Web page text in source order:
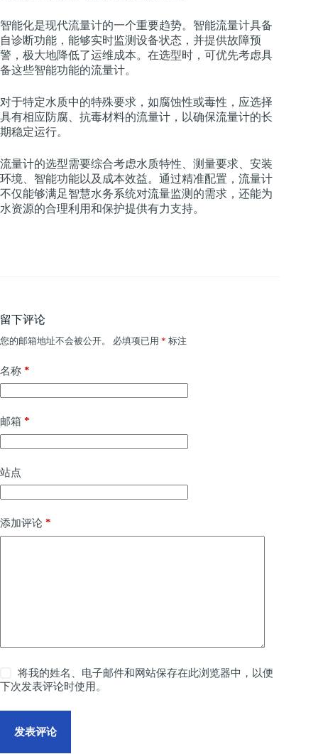
智能化是现代流量计的一个重要趋势。智能流量计具备
自诊断功能，能够实时监测设备状态，并提供故障预
警，极大地降低了运维成本。在选型时，可优先考虑具
备这些智能功能的流量计。
对于特定水质中的特殊要求，如腐蚀性或毒性，应选择
具有相应防腐、抗毒材料的流量计，以确保流量计的长
期稳定运行。
流量计的选型需要综合考虑水质特性、测量要求、安装
环境、智能功能以及成本效益。通过精准配置，流量计
不仅能够满足智慧水务系统对流量监测的需求，还能为
水资源的合理利用和保护提供有力支持。
留下评论
您的邮箱地址不会被公开。 必填项已用 * 标注
名称 *
邮箱 *
站点
添加评论 *
将我的姓名、电子邮件和网站保存在此浏览器中，以便
下次发表评论时使用。
发表评论